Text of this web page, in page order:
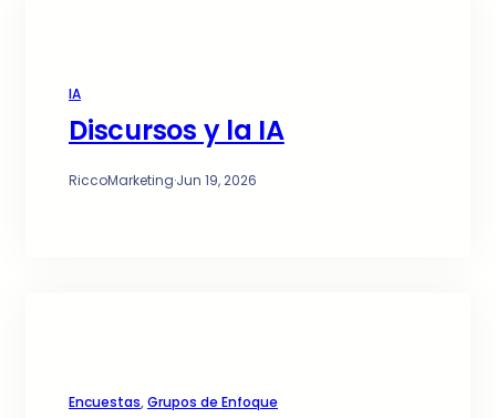
IA
Discursos y la IA
RiccoMarketing·Jun 19, 2026
Encuestas, Grupos de Enfoque